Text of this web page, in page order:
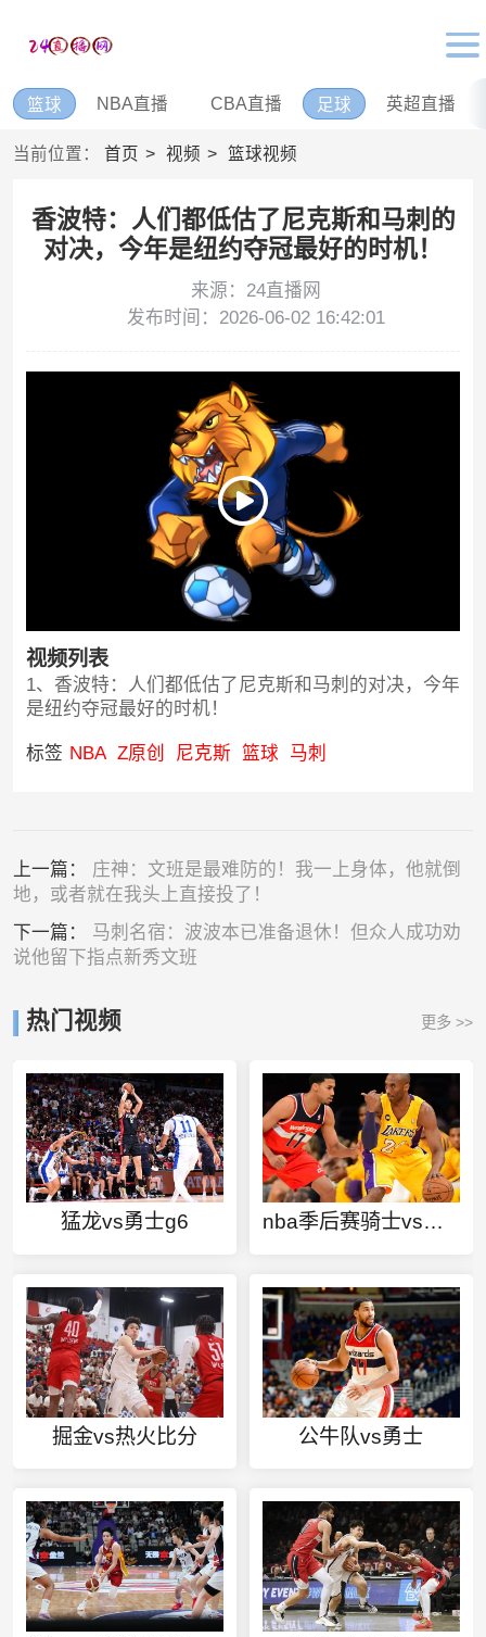
篮球 NBA直播 CBA直播 足球 英超直播
当前位置： 首页 视频 篮球视频
香波特：人们都低估了尼克斯和马刺的
对决，今年是纽约夺冠最好的时机！
来源：24直播网
发布时间：2026-06-02 16:42:01
视频列表
1、香波特：人们都低估了尼克斯和马刺的对决，今年
是纽约夺冠最好的时机！
标签 NBA Z原创 尼克斯 篮球 马刺
上一篇： 庄神：文班是最难防的！我一上身体，他就倒
地，或者就在我头上直接投了！
下一篇： 马刺名宿：波波本已准备退休！但众人成功劝
说他留下指点新秀文班
热门视频 更多 >>
猛龙vs勇士g6 nba季后赛骑士vs开拓者
掘金vs热火比分 公牛队vs勇士